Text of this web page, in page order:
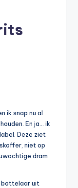
ik snap nu al
En ja… ik
Deze ziet
niet op
dram
bottelaar uit